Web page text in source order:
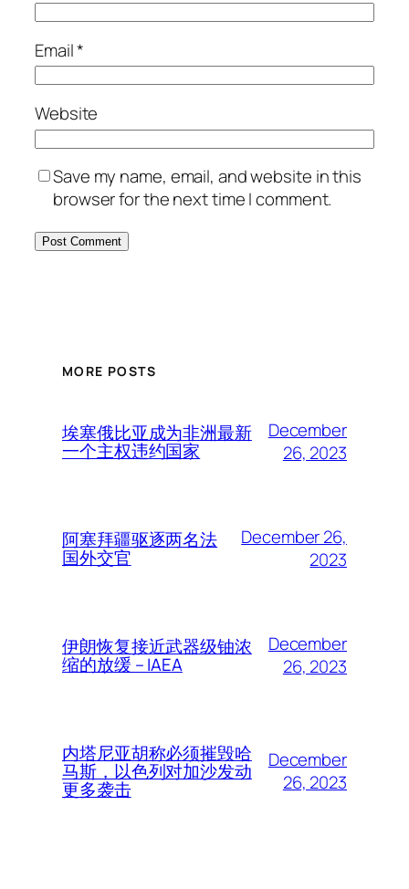
Email*
Website
Save my name, email, and website in this
browser for the next time I comment.
MORE POSTS
埃塞俄比亚成为非洲最新
一个主权违约国家
December
26, 2023
阿塞拜疆驱逐两名法
国外交官
December 26,
2023
伊朗恢复接近武器级铀浓
缩的放缓 – IAEA
December
26, 2023
内塔尼亚胡称必须摧毁哈
马斯，以色列对加沙发动
更多袭击
December
26, 2023